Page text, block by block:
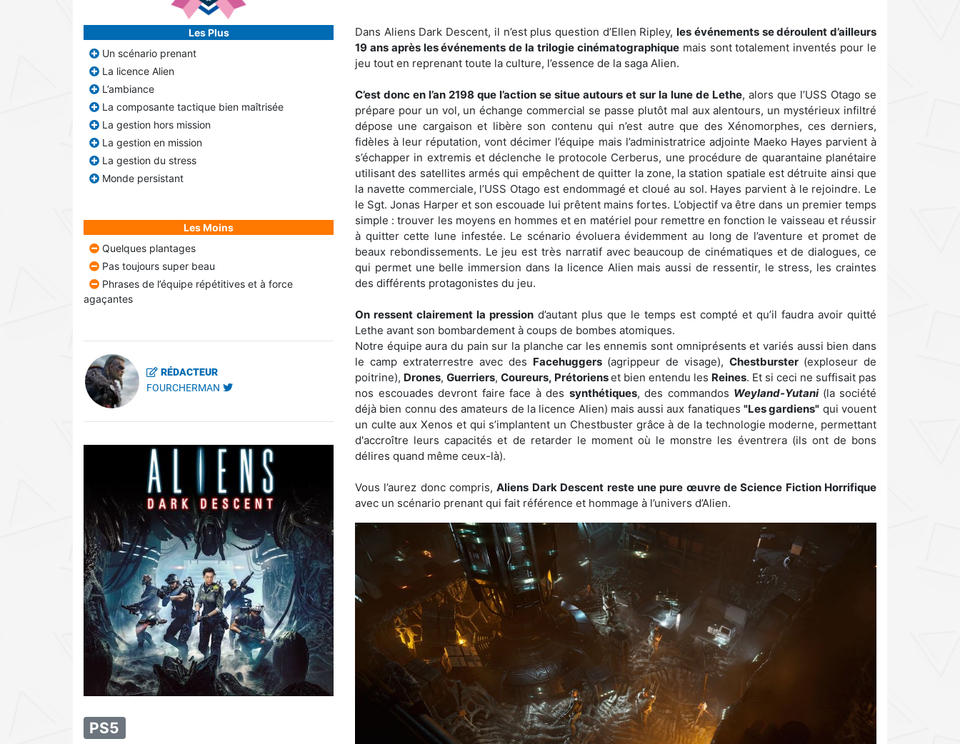
Les Plus
Un scénario prenant
La licence Alien
L’ambiance
La composante tactique bien maîtrisée
La gestion hors mission
La gestion en mission
La gestion du stress
Monde persistant
Les Moins
Quelques plantages
Pas toujours super beau
Phrases de l’équipe répétitives et à force
agaçantes
RÉDACTEUR
FOURCHERMAN
PS5
Dans Aliens Dark Descent, il n’est plus question d’Ellen Ripley,les événements se déroulent d’ailleurs
19 ans après les événements de la trilogie cinématographiquemais sont totalement inventés pour le
jeu tout en reprenant toute la culture, l’essence de la saga Alien.
C’est donc en l’an 2198 que l’action se situe autours et sur la lune de Lethe, alors que l’USS Otago se
prépare pour un vol, un échange commercial se passe plutôt mal aux alentours, un mystérieux infiltré
dépose une cargaison et libère son contenu qui n’est autre que des Xénomorphes, ces derniers,
fidèles à leur réputation, vont décimer l’équipe mais l’administratrice adjointe Maeko Hayes parvient à
s’échapper in extremis et déclenche le protocole Cerberus, une procédure de quarantaine planétaire
utilisant des satellites armés qui empêchent de quitter la zone, la station spatiale est détruite ainsi que
la navette commerciale, l’USS Otago est endommagé et cloué au sol. Hayes parvient à le rejoindre. Le
le Sgt. Jonas Harper et son escouade lui prêtent mains fortes. L’objectif va être dans un premier temps
simple : trouver les moyens en hommes et en matériel pour remettre en fonction le vaisseau et réussir
à quitter cette lune infestée. Le scénario évoluera évidemment au long de l’aventure et promet de
beaux rebondissements. Le jeu est très narratif avec beaucoup de cinématiques et de dialogues, ce
qui permet une belle immersion dans la licence Alien mais aussi de ressentir, le stress, les craintes
des différents protagonistes du jeu.
On ressent clairement la pression d’autant plus que le temps est compté et qu’il faudra avoir quitté
Lethe avant son bombardement à coups de bombes atomiques.
Notre équipe aura du pain sur la planche car les ennemis sont omniprésents et variés aussi bien dans
le camp extraterrestre avec des Facehuggers (agrippeur de visage), Chestburster (exploseur de
poitrine), Drones, Guerriers, Coureurs, Prétorienset bien entendu les Reines. Et si ceci ne suffisait pas
nos escouades devront faire face à des synthétiques, des commandos Weyland-Yutani (la société
déjà bien connu des amateurs de la licence Alien) mais aussi aux fanatiques"Les gardiens" qui vouent
un culte aux Xenos et qui s’implantent un Chestbuster grâce à de la technologie moderne, permettant
d'accroître leurs capacités et de retarder le moment où le monstre les éventrera (ils ont de bons
délires quand même ceux-là).
Vous l’aurez donc compris,Aliens Dark Descent reste une pure œuvre de Science Fiction Horrifique
avec un scénario prenant qui fait référence et hommage à l’univers d’Alien.